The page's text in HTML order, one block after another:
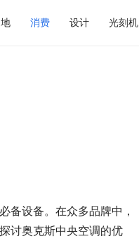
消费 设计 光刻机
备设备。在众多品牌中，
讨奥克斯中央空调的优